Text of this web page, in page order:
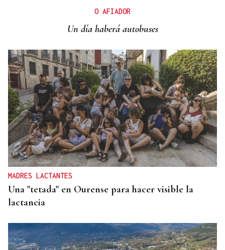
El Ibex 35 abre la sesión con un alza del 0,4% y
O AFIADOR
Un día haberá autobuses
MADRES LACTANTES
Una "tetada" en Ourense para hacer visible la
lactancia